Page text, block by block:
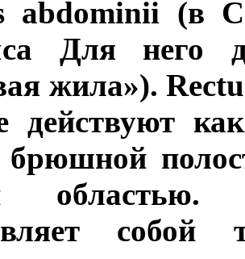
abdominii (в
Для него
жила»).
действуют
собой